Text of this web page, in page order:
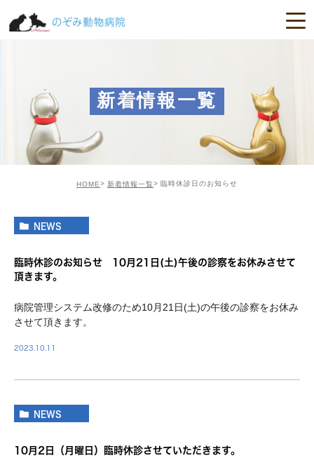
新着情報一覧
HOME 新着情報一覧 臨時休診日のお知らせ
NEWS
臨時休診のお知らせ 10月21日(土)午後の診察をお休みさせて
頂きます。
病院管理システム改修のため10月21日(土)の午後の診察をお休み
させて頂きます。
2023.10.11
NEWS
10月2日（月曜日）臨時休診させていただきます。